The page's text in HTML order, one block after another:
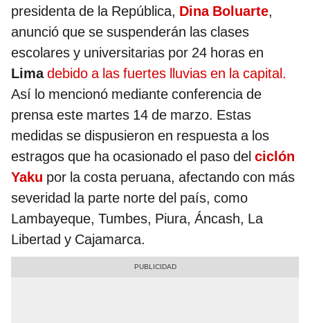
presidenta de la República, Dina Boluarte,
anunció que se suspenderán las clases
escolares y universitarias por 24 horas en
Limadebido a las fuertes lluvias en la capital.
Así lo mencionó mediante conferencia de
prensa este martes 14 de marzo. Estas
medidas se dispusieron en respuesta a los
estragos que ha ocasionado el paso del ciclón
Yaku por la costa peruana, afectando con más
severidad la parte norte del país, como
Lambayeque, Tumbes, Piura, Áncash, La
Libertad y Cajamarca.